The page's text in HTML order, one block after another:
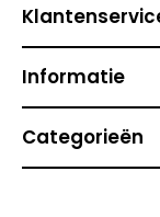
Informatie
Categorieën